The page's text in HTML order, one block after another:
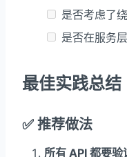
是否考虑了
是否在服务
最佳实践总结
✅ 推荐做法
所有 API 都要验